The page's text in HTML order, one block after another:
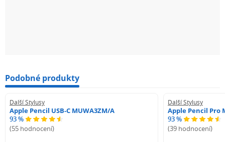
Podobné produkty
Další Stylusy
Apple Pencil USB-C MUWA3ZM/A
93 %
(55 hodnocení)
Další Stylusy
Apple Pencil Pro
93 %
(39 hodnocení)